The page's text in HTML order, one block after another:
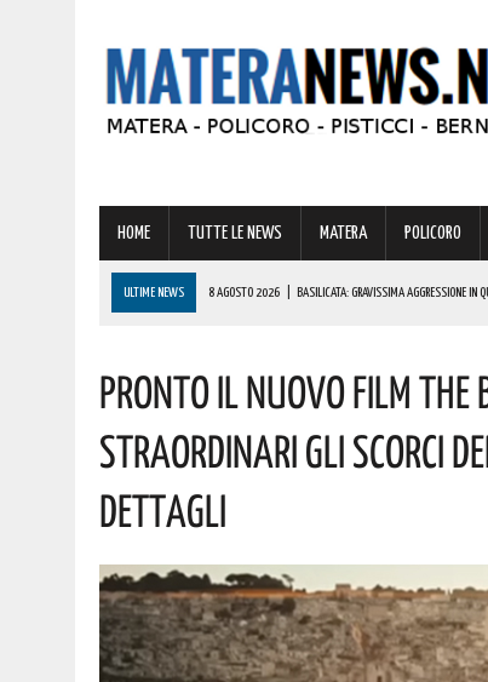
HOME TUTTE LE NEWS MATERA POLICORO
ULTIME NEWS 8 AGOSTO 2026 BASILICATA: GRAVISSIMA AGGRESSIONE IN
8 AGOSTO 2026 | BASILICATA: CLEMENTINO PRONTO A PORTARE SUL PALCO
8 AGOSTO 2026 | CODICE DELLA STRADA, LE NOVITÀ ALLO STUDIO: IPOTESI
Pronto Il Nuovo Film The
Straordinari Gli Scorci
Dettagli